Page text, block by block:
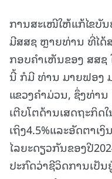
ການສະເໜີໃຫ້ແກ້ໄຂບັ
ມີສສຊ ຫຼາຍທ່ານ ທີ່ໄດ້
ກອບຄໍາເຫັນຂອງ ສສຊ
ນີ້ ກໍມີ ທ່ານ ມາຍຟອງ
ແຂວງຄໍາມ່ວນ, ຊຶ່ງທ່ານ
ເຕີບໂຕດ້ານເສດຖະກິດ
ເຖິງ4.5%ແລະອັດຕາເ
ໄລຍະດຽວກັນຂອງປີ
ປະກົດວ່າຊີວິດການເປັ